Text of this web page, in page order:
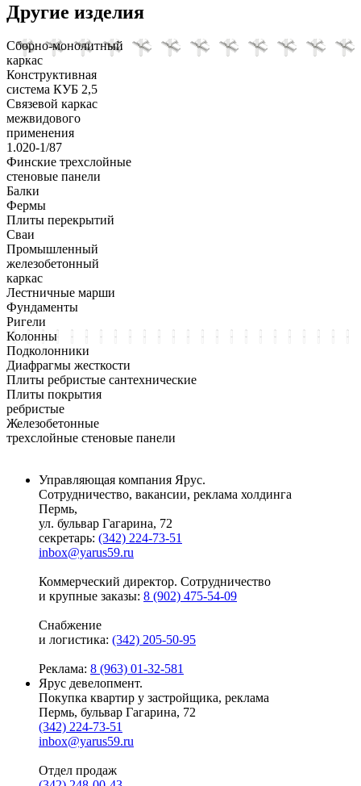
Другие изделия
Сборно-монолитный
каркас
Конструктивная
система КУБ 2,5
Связевой каркас
межвидового
применения
1.020-1/87
Финские трехслойные
стеновые панели
Балки
Фермы
Плиты перекрытий
Сваи
Промышленный
железобетонный
каркас
Лестничные марши
Фундаменты
Ригели
Колонны
Подколонники
Диафрагмы жесткости
Плиты ребристые сантехнические
Плиты покрытия
ребристые
Железобетонные
трехслойные стеновые панели
Управляющая компания Ярус.
Сотрудничество, вакансии, реклама холдинга
Пермь,
ул. бульвар Гагарина, 72
секретарь: (342) 224-73-51
inbox@yarus59.ru
Коммерческий директор. Сотрудничество
и крупные заказы: 8 (902) 475-54-09
Снабжение
и логистика: (342) 205-50-95
Реклама: 8 (963) 01-32-581
Ярус девелопмент.
Покупка квартир у застройщика, реклама
Пермь, бульвар Гагарина, 72
(342) 224-73-51
inbox@yarus59.ru
Отдел продаж